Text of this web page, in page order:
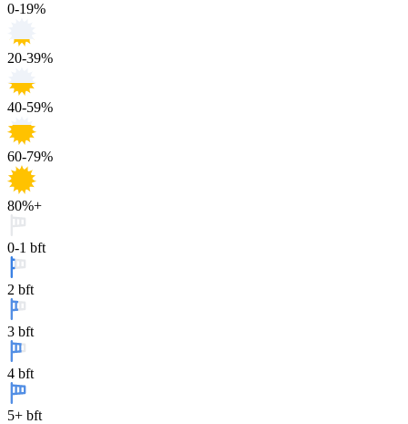
0-19%
20-39%
40-59%
60-79%
80%+
0-1 bft
2 bft
3 bft
4 bft
5+ bft